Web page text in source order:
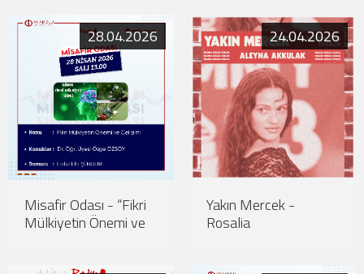
28.04.2026
Misafir Odası - “Fikri
Mülkiyetin Önemi ve
24.04.2026
Yakın Mercek -
Rosalia